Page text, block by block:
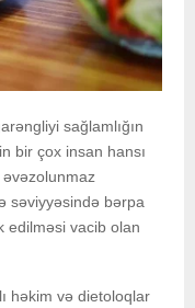
sağlamlığın
bir çox insan hansı
səviyyəsində bərpa
edilməsi vacib olan
həkim və dietoloqlar